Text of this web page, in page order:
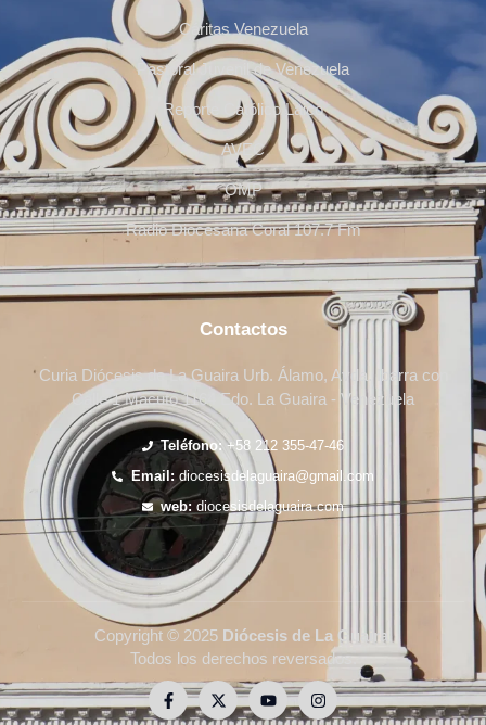
Cáritas Venezuela
Pastoral Juvenil de Venezuela
Reporte Católico Laico
AVEC
OMP
Radio Diocesana Coral 107.7 Fm
Contactos
Curia Diócesis de La Guaira Urb. Álamo, Avda. Ibarra con
Calle 1 Macuto 1164 Edo. La Guaira - Venezuela
Teléfono: +58 212 355-47-46
Email:diocesisdelaguaira@gmail.com
web: diocesisdelaguaira.com
Copyright © 2025 Diócesis de La Guaira
Todos los derechos reversados.